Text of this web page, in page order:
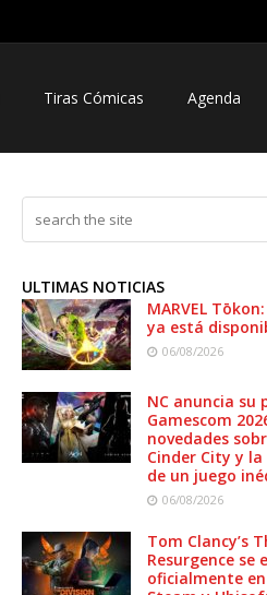
Tiras Cómicas Agenda
ULTIMAS NOTICIAS
MARVEL
ya está
06/08/2026
NC anuncia su
Gamescom
novedades
Cinder City y
de un juego
06/08/2026
Tom Clancy’s
Resurgence se
oficialmente